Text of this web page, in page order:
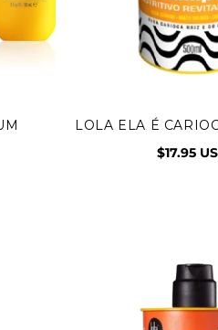
Agregar al
LOLA ELA É
$17.95